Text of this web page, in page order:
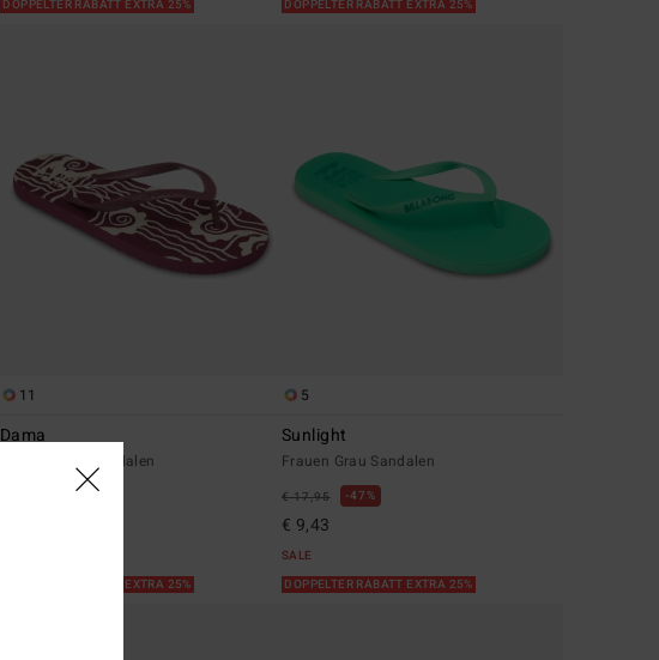
DOPPELTER RABATT EXTRA 25%
DOPPELTER RABATT EXTRA 25%
11
Dama
Frauen Multi Sandalen
47%
DOPPELTER RABATT EXTRA 25%
5
Sunlight
Frauen Grau Sandalen
€ 17,95 47%
€ 9,43
SALE
DOPPELTER RABATT EXTRA 25%